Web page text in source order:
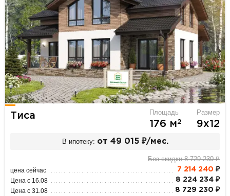
Тиса Площадь
176 м2
Размер
9х12
В ипотеку: от 49 015 ₽/мес.
Без скидки 8 729 230 ₽
цена сейчас 7 214 240 ₽
Цена с 16.08 8 224 234 ₽
Цена с 31.08 8 729 230 ₽